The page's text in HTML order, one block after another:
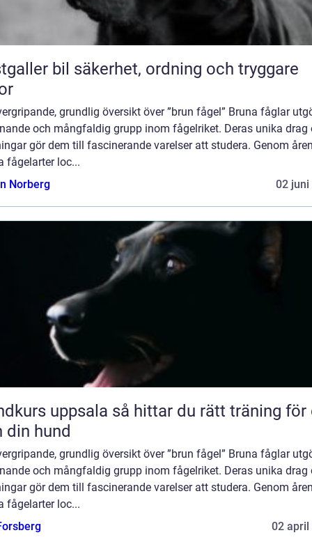
ordning och tryggare
grundlig översikt över ”brun fågel” Bruna fåglar
och mångfaldig grupp inom fågelriket. Deras unika drag
gör dem till fascinerande varelser att studera. Genom
fågelarter loc...
Norberg
02 juni
så hittar du rätt träning för dig
din hund
grundlig översikt över ”brun fågel” Bruna fåglar
och mångfaldig grupp inom fågelriket. Deras unika drag
gör dem till fascinerande varelser att studera. Genom
fågelarter loc...
02 april